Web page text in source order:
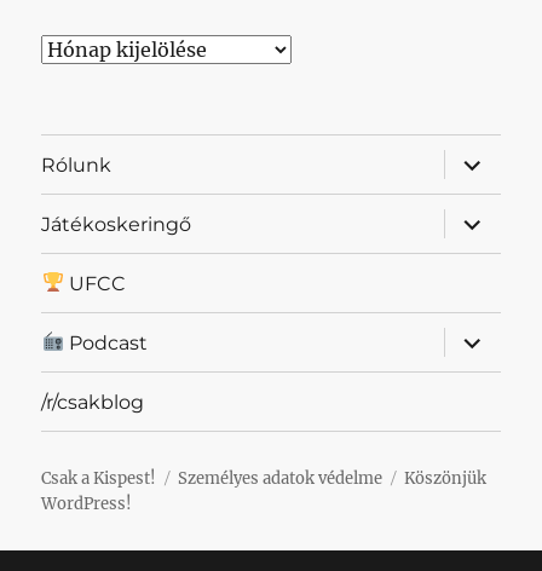
Archívum
Rólunk
almenü
Játékoskeringő
almenü
UFCC
Podcast
almenü
/r/csakblog
Csak a Kispest! Személyes adatok védelme
Köszönjük
WordPress!